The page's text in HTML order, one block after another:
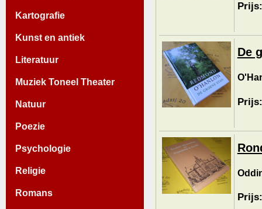
Kartografie
Kunst en antiek
Literatuur
Muziek Toneel Theater
Natuur
Poezie
Psychologie
Religie
Romans
De